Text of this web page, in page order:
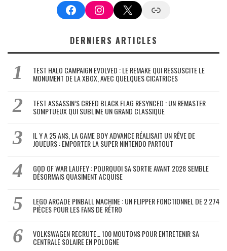
FacebookInstagram
X Google News
DERNIERS ARTICLES
TEST HALO CAMPAIGN EVOLVED : LE REMAKE QUI RESSUSCITE LE
MONUMENT DE LA XBOX, AVEC QUELQUES CICATRICES
TEST ASSASSIN’S CREED BLACK FLAG RESYNCED : UN REMASTER
SOMPTUEUX QUI SUBLIME UN GRAND CLASSIQUE
IL Y A 25 ANS, LA GAME BOY ADVANCE RÉALISAIT UN RÊVE DE
JOUEURS : EMPORTER LA SUPER NINTENDO PARTOUT
GOD OF WAR LAUFEY : POURQUOI SA SORTIE AVANT 2028 SEMBLE
DÉSORMAIS QUASIMENT ACQUISE
LEGO ARCADE PINBALL MACHINE : UN FLIPPER FONCTIONNEL DE 2 274
PIÈCES POUR LES FANS DE RÉTRO
VOLKSWAGEN RECRUTE… 100 MOUTONS POUR ENTRETENIR SA
CENTRALE SOLAIRE EN POLOGNE